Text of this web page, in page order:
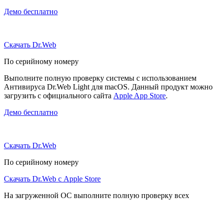
Демо бесплатно
Скачать Dr.Web
По серийному номеру
Выполните полную проверку системы с использованием
Антивируса Dr.Web Light для macOS. Данный продукт можно
загрузить с официального сайта Apple App Store.
Демо бесплатно
Скачать Dr.Web
По серийному номеру
Скачать Dr.Web с Apple Store
На загруженной ОС выполните полную проверку всех